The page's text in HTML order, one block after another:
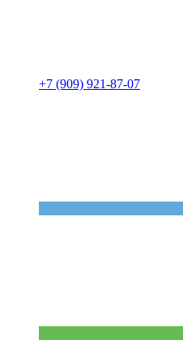
+7 (909) 921-87-07